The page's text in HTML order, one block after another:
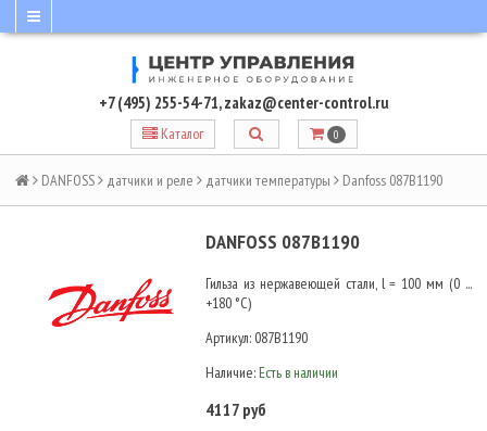
+7 (495) 255-54-71,zakaz@center-control.ru
Каталог 0
DANFOSS датчики и реле датчики температуры Danfoss 087B1190
DANFOSS 087B1190
Гильза из нержавеющей стали, l = 100 мм (0 ...
+180 °С)
Артикул: 087B1190
Наличие: Есть в наличии
4117 руб